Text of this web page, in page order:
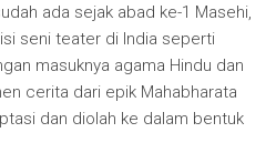
ada sejak abad ke-1 Masehi,
seni teater di India seperti
masuknya agama Hindu dan
cerita dari epik Mahabharata
dan diolah ke dalam bentuk